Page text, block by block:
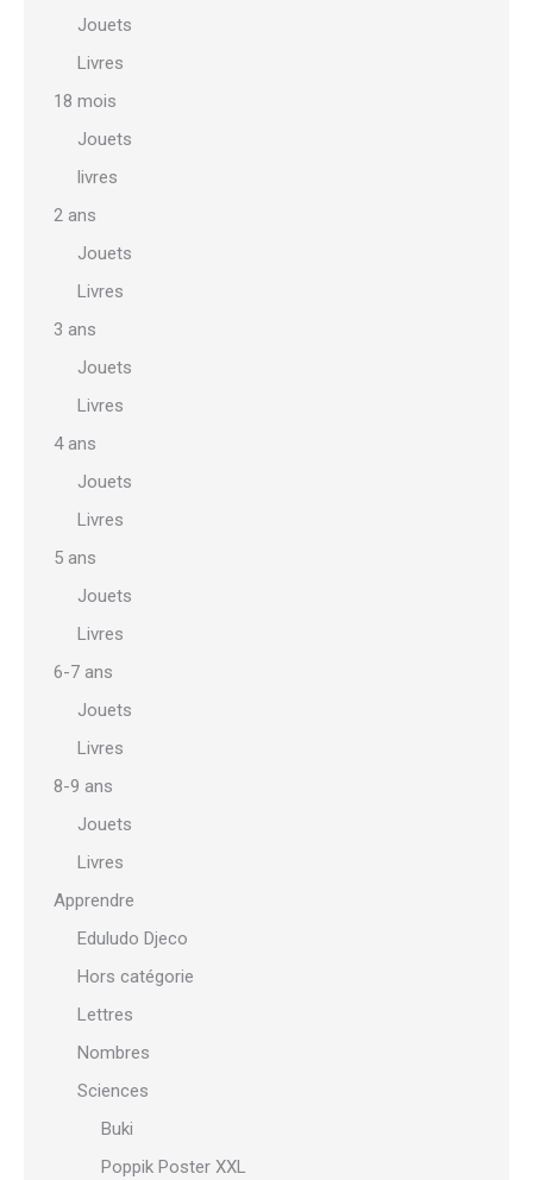
Jouets
Livres
18 mois
Jouets
livres
2 ans
Jouets
Livres
3 ans
Jouets
Livres
4 ans
Jouets
Livres
5 ans
Jouets
Livres
6-7 ans
Jouets
Livres
8-9 ans
Jouets
Livres
Apprendre
Eduludo Djeco
Hors catégorie
Lettres
Nombres
Sciences
Buki
Poppik Poster XXL